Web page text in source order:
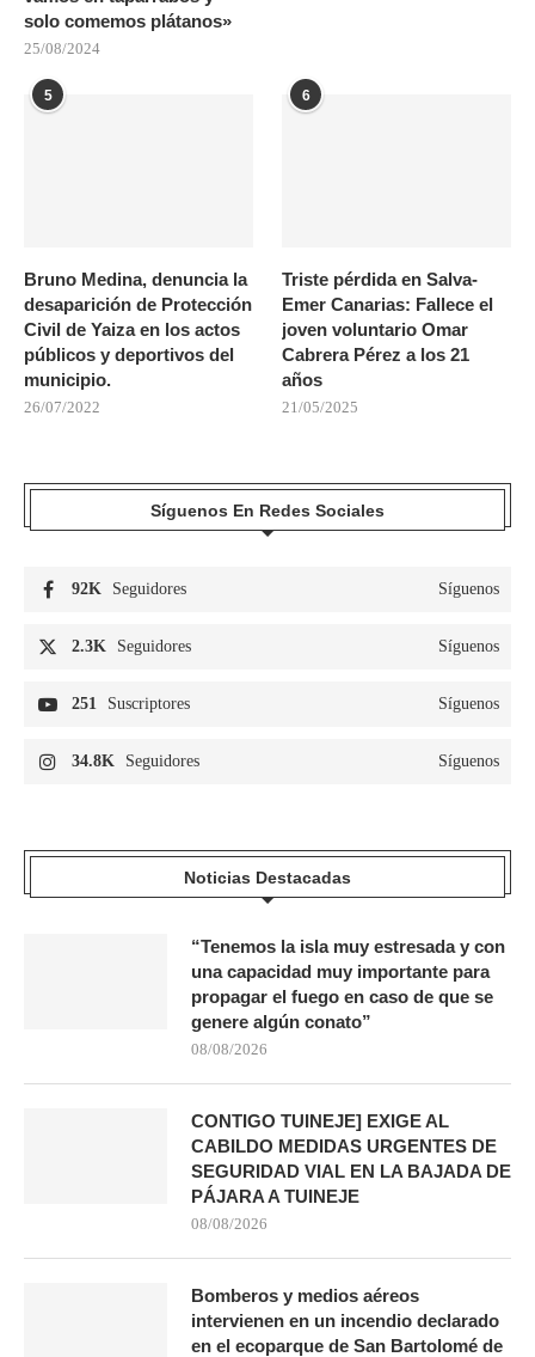
solo comemos plátanos»
25/08/2024
5
Bruno Medina, denuncia la
desaparición de Protección
Civil de Yaiza en los actos
públicos y deportivos del
municipio.
26/07/2022
6
Triste pérdida en Salva-
Emer Canarias: Fallece el
joven voluntario Omar
Cabrera Pérez a los 21
años
21/05/2025
Síguenos En Redes Sociales
92K Seguidores Síguenos
2.3K Seguidores Síguenos
251 Suscriptores Síguenos
34.8K Seguidores Síguenos
Noticias Destacadas
“Tenemos la isla muy estresada y con
una capacidad muy importante para
propagar el fuego en caso de que se
genere algún conato”
08/08/2026
CONTIGO TUINEJE] EXIGE AL
CABILDO MEDIDAS URGENTES DE
SEGURIDAD VIAL EN LA BAJADA DE
PÁJARA A TUINEJE
08/08/2026
Bomberos y medios aéreos
intervienen en un incendio declarado
en el ecoparque de San Bartolomé de